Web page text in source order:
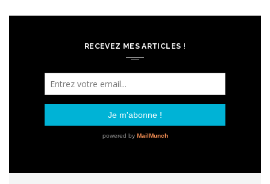
RECEVEZ MES ARTICLES !